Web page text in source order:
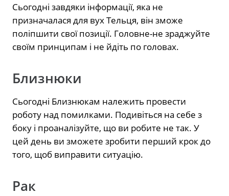
Сьогодні завдяки інформації, яка не
призначалася для вух Тельця, він зможе
поліпшити свої позиції. Головне-не зраджуйте
своїм принципам і не йдіть по головах.
Близнюки
Сьогодні Близнюкам належить провести
роботу над помилками. Подивіться на себе з
боку і проаналізуйте, що ви робите не так. У
цей день ви зможете зробити перший крок до
того, щоб виправити ситуацію.
Рак